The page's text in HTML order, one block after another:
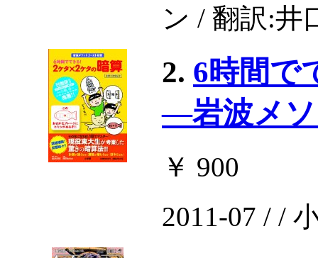
ン / 翻訳:井
2. 6時間で
―岩波メソ
￥ 900
2011-07 / /